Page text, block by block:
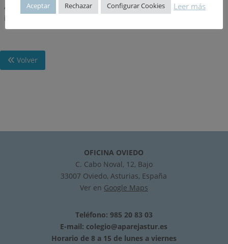
Análisis de inversiones.+ Transportes.+ Servicios e
instalaciones.+ Puertos deportivos.+ Derecho urbanístico.
Volver
OFICINA OVIEDO
C. Cabo Noval, 12, Bajo
33007 Oviedo, Asturias, España
Ver en Google Maps
Teléfono: 985 20 83 03
E-mail: colegio@aparejastur.es
Horario de 8 a 15 de lunes a viernes
Aceptar Rechazar Configurar Cookies Leer más